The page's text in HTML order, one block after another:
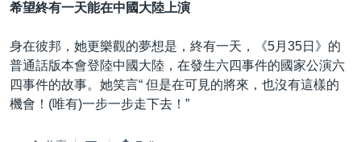
希望終有一天能在中國大陸上演
身在彼邦，她更樂觀的夢想是，終有一天，《5月35日》的
普通話版本會登陸中國大陸，在發生六四事件的國家公演六
四事件的故事。她笑言“ 但是在可見的將來，也沒有這樣的
機會！(唯有)一步一步走下去！”